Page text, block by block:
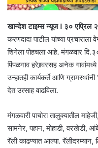
खान्देश टाइम्स न्यूज l ३० एप्रिल
करणदादा पाटील यांच्या
शिगेला पोहचला आहे. मंगळवार
पिंपळगाव हरेश्र्वरसह अनेक
उन्हातही कार्यकर्ते आणि
देत उत्साह वाढविला.
मंगळवारी पाचोरा तालुक्यातील
सामनेर, पहान, मोहाडी, वरखेडी,
रॅली काढण्यात आल्या.